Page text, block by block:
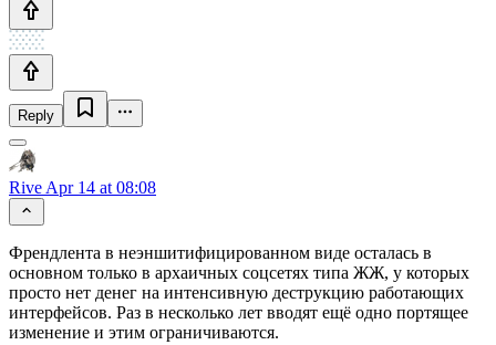
Reply
Rive Apr 14 at 08:08
Френдлента в неэншитифицированном виде осталась в
основном только в архаичных соцсетях типа ЖЖ, у которых
просто нет денег на интенсивную деструкцию работающих
интерфейсов. Раз в несколько лет вводят ещё одно портящее
изменение и этим ограничиваются.